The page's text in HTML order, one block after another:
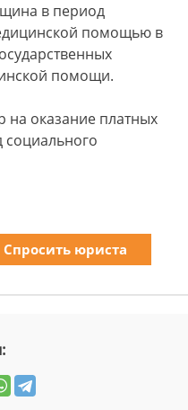
в период
помощью в
помощи.
на оказание платных
Спросить юриста